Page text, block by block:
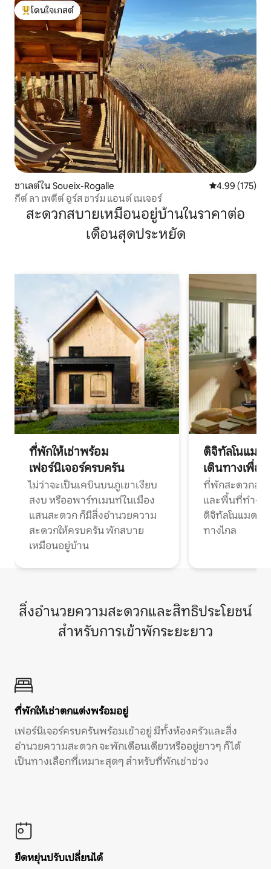
โดนใจเกสต์ที่สุด
โดนใจเกสต์
ชาเลต์ใน Soueix-Rogalle คะแนนเฉลี่ย
4.99 (175)
กีต์ ลา เพตีต์ อูร์ส ชาร์ม แอนด์ เนเจอร์
สะดวกสบายเหมือนอยู่บ้านในราคาต่อ
เดือนสุดประหยัด
ที่พักให้เช่าพร้อม
เฟอร์นิเจอร์ครบครัน
ไม่ว่าจะเป็นเคบินบนภูเขาเงียบ
สงบ หรืออพาร์ทเมนท์ในเมือง
แสนสะดวก ก็มีสิ่งอำนวยความ
สะดวกให้ครบครัน พักสบาย
เหมือนอยู่บ้าน
ดิจิทัลโนแมด
เดินทางเพื่อ
ที่พักสะดวกสบ
และพื้นที่ทำงา
ดิจิทัลโนแมดแ
ทางไกล
สิ่งอำนวยความสะดวกและสิทธิประโยชน์
สำหรับการเข้าพักระยะยาว
ที่พักให้เช่าตกแต่งพร้อมอยู่
เฟอร์นิเจอร์ครบครันพร้อมเข้าอยู่ มีทั้งห้องครัวและสิ่ง
อำนวยความสะดวก จะพักเดือนเดียวหรืออยู่ยาวๆ ก็ได้
เป็นทางเลือกที่เหมาะสุดๆ สำหรับที่พักเช่าช่วง
ยืดหยุ่นปรับเปลี่ยนได้